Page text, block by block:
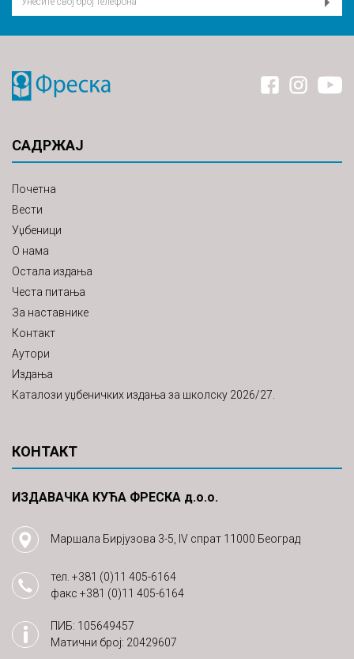
САДРЖАЈ
Почетна
Вести
Уџбеници
О нама
Остала издања
Честа питања
За наставнике
Контакт
Аутори
Издања
Каталози уџбеничких издања за школску 2026/27.
КОНТАКТ
ИЗДАВАЧКА КУЋА ФРЕСКА д.о.о.
Маршала Бирјузова 3-5, IV спрат 11000 Београд
тел. +381 (0)11 405-6164
факс +381 (0)11 405-6164
ПИБ: 105649457
Матични број: 20429607